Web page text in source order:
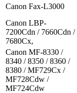
Canon Fax-L3000
Canon LBP-
7200Cdn / 7660Cdn /
7680Cх,
Canon MF-8330 /
8340 / 8350 / 8360 /
8380 / MF729Cx /
MF728Cdw /
MF724Cdw